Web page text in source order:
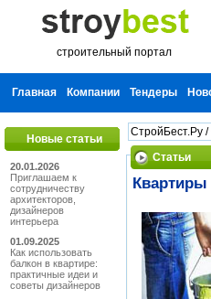
строительный портал
Главная Компании Тендеры
Новые статьи
20.01.2026
Приглашаем к
сотрудничеству
архитекторов,
дизайнеров
интерьера
01.09.2025
Как использовать
балкон в квартире:
практичные идеи и
советы дизайнеров
СтройБест.Ру /
Статьи
Квартиры